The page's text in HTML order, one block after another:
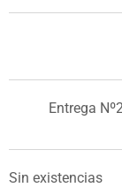
Entrega
Sin existencias